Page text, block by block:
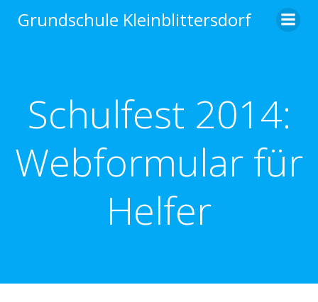
Inhalt
Grundschule Kleinblittersdorf
Schulfest 2014:
Webformular für
Helfer